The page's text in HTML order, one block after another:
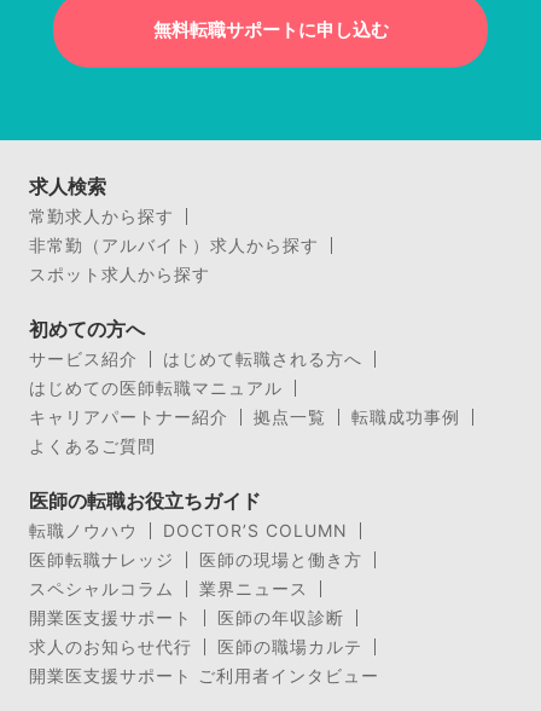
無料転職サポートに申し込む
求人検索
常勤求人から探す
非常勤（アルバイト）求人から探す
スポット求人から探す
初めての方へ
サービス紹介
はじめて転職される方へ
はじめての医師転職マニュアル
キャリアパートナー紹介
拠点一覧
転職成功事例
よくあるご質問
医師の転職お役立ちガイド
転職ノウハウ
DOCTOR’S COLUMN
医師転職ナレッジ
医師の現場と働き方
スペシャルコラム
業界ニュース
開業医支援サポート
医師の年収診断
求人のお知らせ代行
医師の職場カルテ
開業医支援サポート ご利用者インタビュー